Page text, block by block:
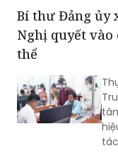
Bí thư Đảng ủy
Nghị quyết vào
thể